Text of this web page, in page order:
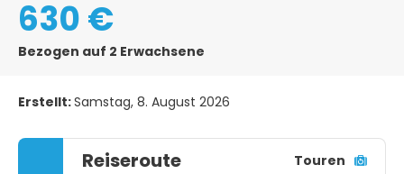
630 €
Bezogen auf 2 Erwachsene
Erstellt:Samstag, 8. August 2026
Reiseroute Touren